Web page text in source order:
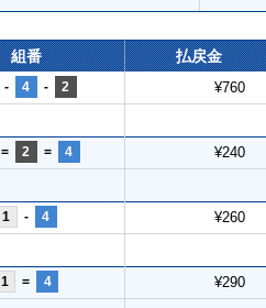
組番 払戻金
- 4 - 2 ¥760
= 2 = 4 ¥240
1 - 4 ¥260
1 = 4 ¥290